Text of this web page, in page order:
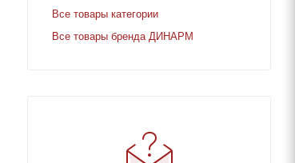
Все товары категории
Все товары бренда ДИНАРМ